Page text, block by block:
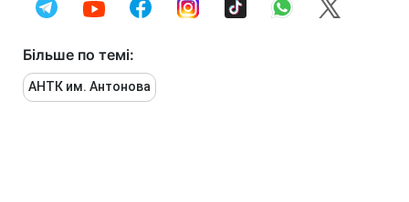
Більше по темі:
АНТК им. Антонова